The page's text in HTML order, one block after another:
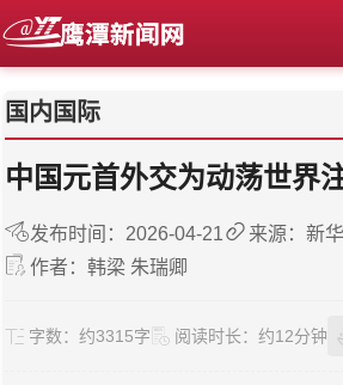
国内国际
中国元首外交为动荡世界
发布时间：2026-04-21
来源：新
作者：韩梁 朱瑞卿
字数： 约3315字 阅读时长： 约12分钟